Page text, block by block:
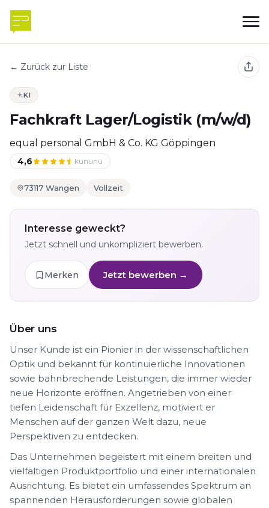
← Zurück zur Liste
KI
Fachkraft Lager/Logistik (m/w/d)
equal personal GmbH & Co. KG Göppingen
4,6 kununu
73117 Wangen Vollzeit
Interesse geweckt?
Jetzt schnell und unkompliziert bewerben.
Merken Jetzt bewerben →
Über uns
Unser Kunde ist ein Pionier in der wissenschaftlichen
Optik und bekannt für kontinuierliche Innovationen
sowie bahnbrechende Leistungen, die immer wieder
neue Horizonte eröffnen. Angetrieben von einer
tiefen Leidenschaft für Exzellenz, motiviert er
Menschen auf der ganzen Welt dazu, neue
Perspektiven zu entdecken.
Das Unternehmen begeistert mit einem breiten und
vielfältigen Produktportfolio und einer internationalen
Ausrichtung. Es bietet ein umfassendes Spektrum an
spannenden Herausforderungen sowie globalen